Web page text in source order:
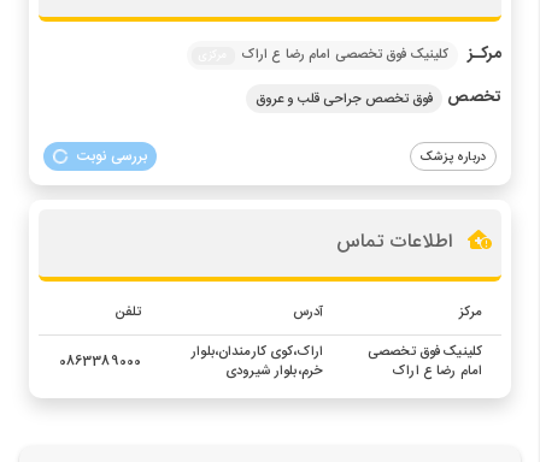
مرکـز کلینیک فوق تخصصی امام رضا ع اراک
تخصص فوق تخصص جراحی قلب و عروق
درباره پزشک بررسی نوبت
اطلاعات تماس
مرکز آدرس
تلفن
کلینیک فوق تخصصی
امام رضا ع اراک
اراک،کوی کارمندان،بلوار
خرم،بلوار شیرودی
0863389000